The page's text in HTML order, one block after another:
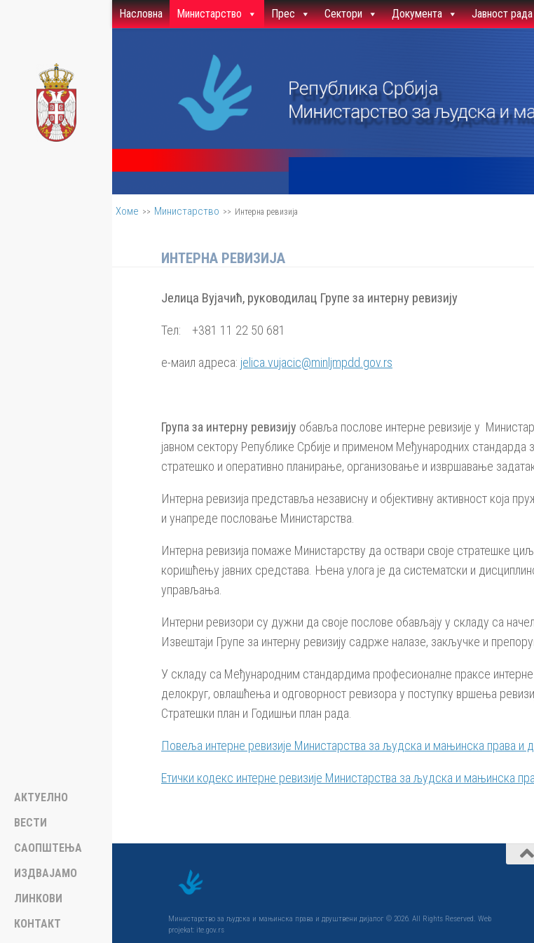
Насловна Прес
Министарство Сектори Документа Јавност рада
Хоме >> Министарство >> Интерна ревизија
ИНТЕРНА РЕВИЗИЈА
Јелица Вујачић, руководилац Групе за интерну ревизију
Тел: +381 11 22 50 681
е-маил адреса: jelica.vujacic@minljmpdd.gov.rs
Група за интерну ревизију обавља послове интерне ревизије у
јавном сектору Републике Србије и применом Међународних стандарда
стратешко и оперативно планирање, организовање и извршавање
Интерна ревизија представља независну и објективну активност која
и унапреде пословање Министарства.
Интерна ревизија помаже Министарству да оствари своје стратешке
коришћењу јавних средстава. Њена улога је да систематски и
управљања.
Интерни ревизори су дужни да своје послове обављају у складу са
Извештаји Групе за интерну ревизију садрже налазе, закључке и
У складу са Међународним стандардима професионалне праксе интерне
делокруг, овлашћења и одговорност ревизора у поступку вршења
Стратешки план и Годишњи план рада.
Повеља интерне ревизије Министарства за људска и мањинска права и
Етички кодекс интерне ревизије Министарства за људска и мањинска
АКТУЕЛНО
ВЕСТИ
САОПШТЕЊА
ИЗДВАЈАМО
ЛИНКОВИ
КОНТАКТ
Министарство за људска и мањинска права и друштвени дијалог © 2026. All Rights Reserved. Web
projekat: ite.gov.rs